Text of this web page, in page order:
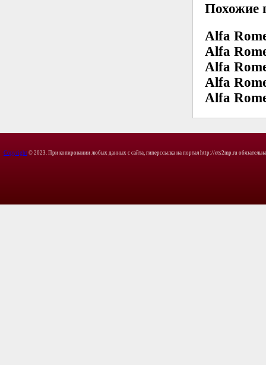
Похожие
Alfa
Alfa
Alfa
Alfa
Alfa
Copyright © 2023. При копировании любых данных с сайта, гиперссылка на портал http://ets2mp.ru